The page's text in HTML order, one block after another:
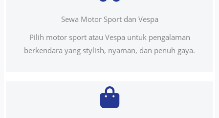
Sewa Motor Sport dan Vespa
Pilih motor sport atau Vespa untuk pengalaman
berkendara yang stylish, nyaman, dan penuh gaya.